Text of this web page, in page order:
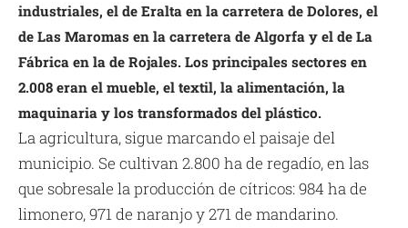
industriales, el de Eralta en la carretera de Dolores, el
de Las Maromas en la carretera de Algorfa y el de La
Fábrica en la de Rojales. Los principales sectores en
2.008 eran el mueble, el textil, la alimentación, la
maquinaria y los transformados del plástico.
La agricultura, sigue marcando el paisaje del
municipio. Se cultivan 2.800 ha de regadío, en las
que sobresale la producción de cítricos: 984 ha de
limonero, 971 de naranjo y 271 de mandarino.